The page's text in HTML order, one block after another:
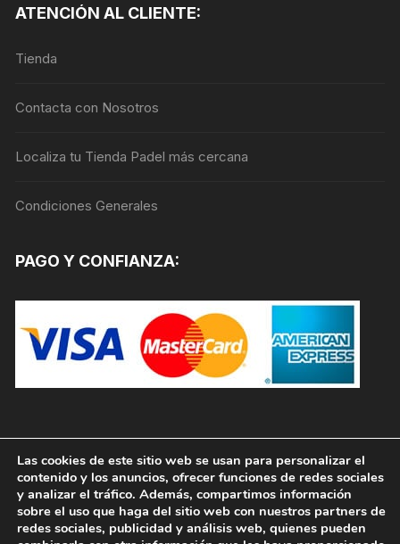
ATENCIÓN AL CLIENTE:
Tienda
Contacta con Nosotros
Localiza tu Tienda Padel más cercana
Condiciones Generales
PAGO Y CONFIANZA:
Las cookies de este sitio web se usan para personalizar el
contenido y los anuncios, ofrecer funciones de redes sociales
y analizar el tráfico. Además, compartimos información
sobre el uso que haga del sitio web con nuestros partners de
redes sociales, publicidad y análisis web, quienes pueden